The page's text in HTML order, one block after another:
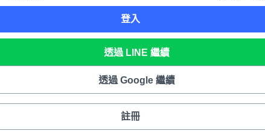
登入
透過 LINE 繼續
透過 Google 繼續
註冊